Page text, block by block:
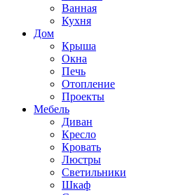
Ванная
Кухня
Дом
Крыша
Окна
Печь
Отопление
Проекты
Мебель
Диван
Кресло
Кровать
Люстры
Светильники
Шкаф